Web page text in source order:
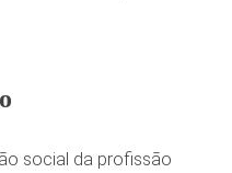
social da profissão